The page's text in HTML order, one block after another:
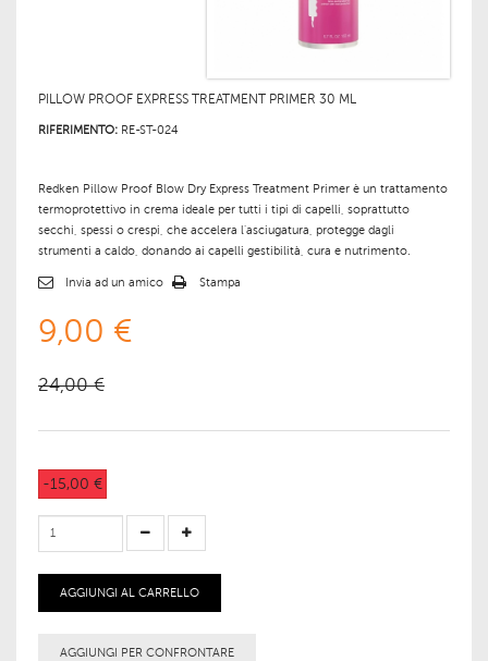
PILLOW PROOF EXPRESS TREATMENT PRIMER 30 ML
RIFERIMENTO: RE-ST-024
Redken Pillow Proof Blow Dry Express Treatment Primer è un trattamento
termoprotettivo in crema ideale per tutti i tipi di capelli, soprattutto
secchi, spessi o crespi, che accelera l'asciugatura, protegge dagli
strumenti a caldo, donando ai capelli gestibilità, cura e nutrimento.
Invia ad un amico Stampa
9,00 €
24,00 €
-15,00 €
AGGIUNGI AL CARRELLO
AGGIUNGI PER CONFRONTARE